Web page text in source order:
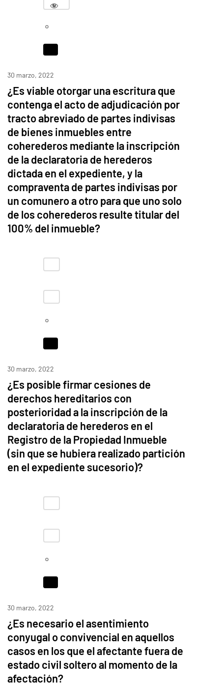
30 marzo, 2022
¿Es viable otorgar una escritura que
contenga el acto de adjudicación por
tracto abreviado de partes indivisas
de bienes inmuebles entre
coherederos mediante la inscripción
de la declaratoria de herederos
dictada en el expediente, y la
compraventa de partes indivisas por
un comunero a otro para que uno solo
de los coherederos resulte titular del
100% del inmueble?
30 marzo, 2022
¿Es posible firmar cesiones de
derechos hereditarios con
posterioridad a la inscripción de la
declaratoria de herederos en el
Registro de la Propiedad Inmueble
(sin que se hubiera realizado partición
en el expediente sucesorio)?
30 marzo, 2022
¿Es necesario el asentimiento
conyugal o convivencial en aquellos
casos en los que el afectante fuera de
estado civil soltero al momento de la
afectación?